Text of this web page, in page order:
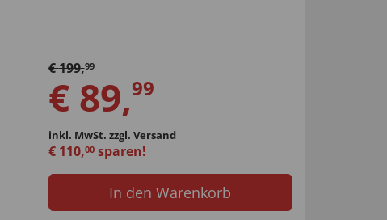
€199,99
€ 89,99
inkl. MwSt. zzgl. Versand
€ 110,00sparen!
In den Warenkorb